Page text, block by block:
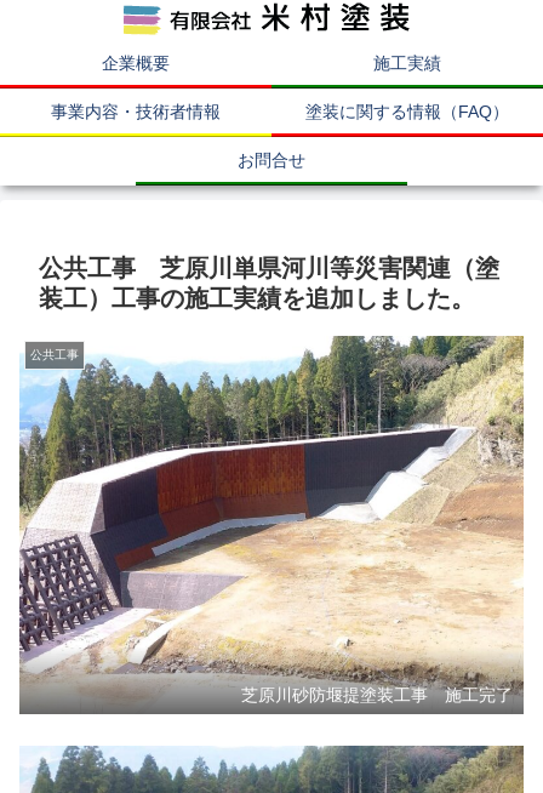
企業概要 施工実績
事業内容・技術者情報 塗装に関する情報（FAQ）
お問合せ
公共工事 芝原川単県河川等災害関連（塗
装工）工事の施工実績を追加しました。
公共工事
芝原川砂防堰提塗装工事 施工完了